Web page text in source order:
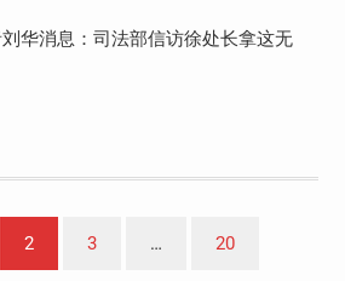
华消息：司法部信访徐处长拿这无
2 3 … 20